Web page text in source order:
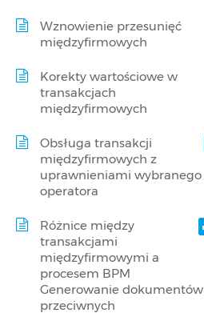
Wznowienie przesunięć
międzyfirmowych
Korekty wartościowe w
transakcjach
międzyfirmowych
Obsługa transakcji
międzyfirmowych z
uprawnieniami wybranego
operatora
Różnice między
transakcjami
międzyfirmowymi a
procesem BPM
Generowanie dokumentów
przeciwnych